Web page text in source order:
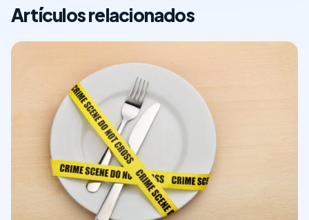
Artículos relacionados